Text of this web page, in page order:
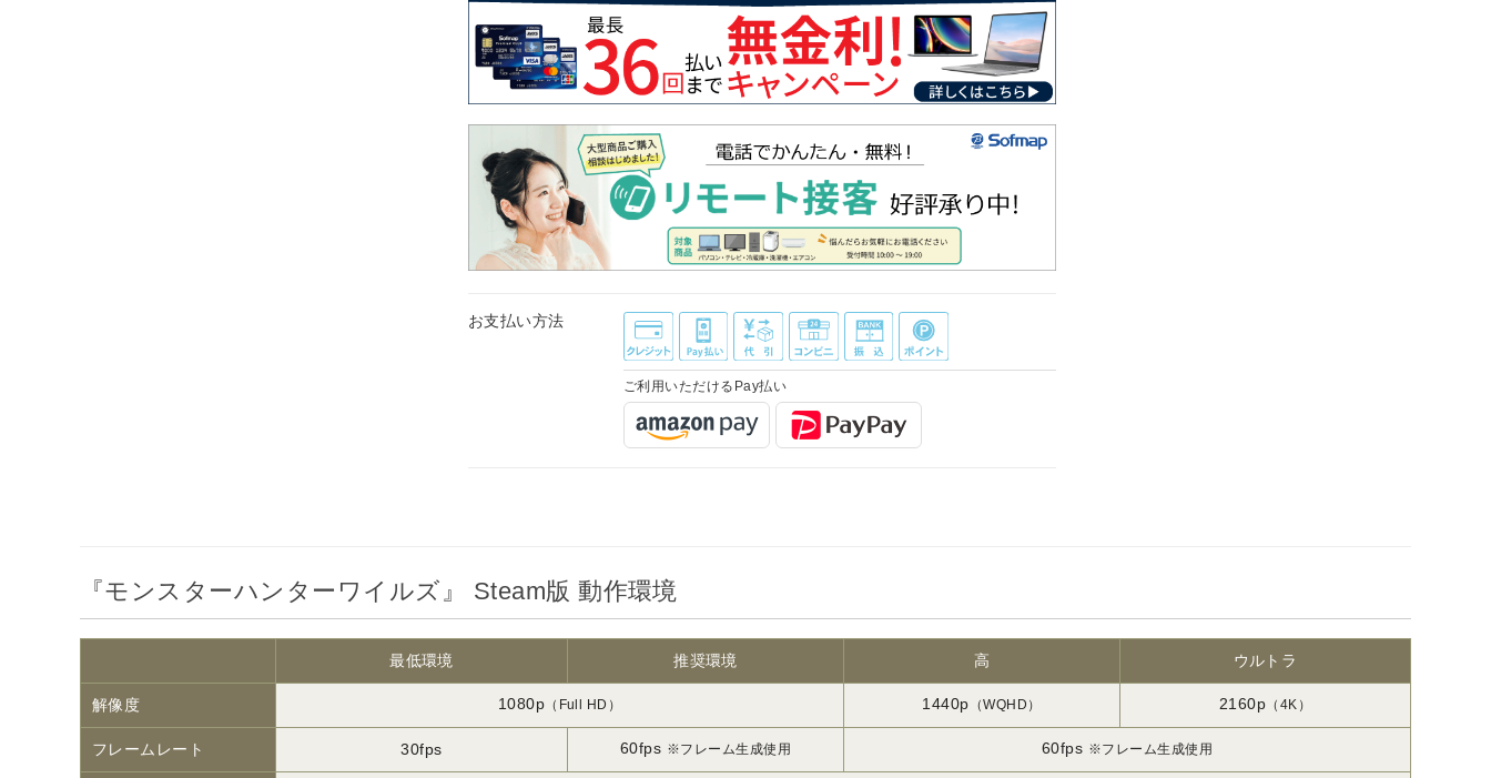
お支払い方法
ご利用いただけるPay払い
『モンスターハンターワイルズ』 Steam版 動作環境
最低環境 推奨環境 高 ウルトラ
解像度 1080p （Full HD） 1440p （WQHD） 2160p （4K）
フレームレート 30fps 60fps ※フレーム生成使用 60fps ※フレーム生成使用